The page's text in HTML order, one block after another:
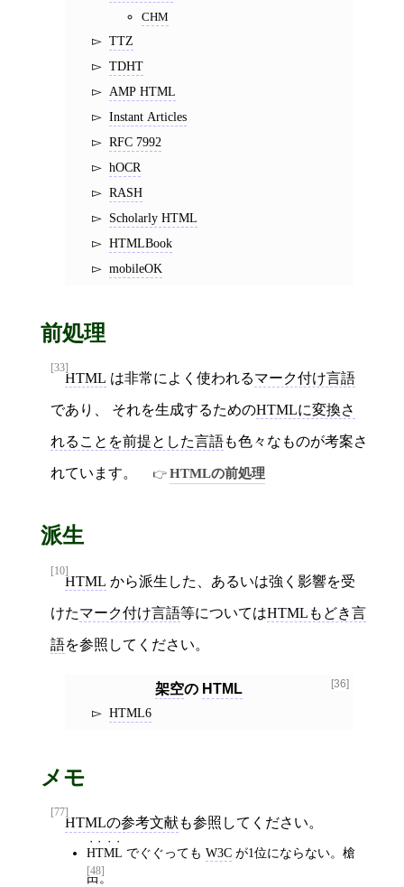
CHM
TTZ
TDHT
AMP HTML
Instant Articles
RFC 7992
hOCR
RASH
Scholarly HTML
HTMLBook
mobileOK
前処理
[33]
HTML は非常によく使われるマーク付け言語
であり、 それを生成するためのHTMLに変換さ
れることを前提とした言語も色々なものが考案さ
れています。 HTMLの前処理
派生
[10]
HTML から派生した、あるいは強く影響を受
けたマーク付け言語等についてはHTMLもどき言
語を参照してください。
[36]
架空の HTML
HTML6
メモ
[77]
HTMLの参考文献も参照してください。
[48]
HTML でぐぐっても W3C が1位にならない。槍
田。